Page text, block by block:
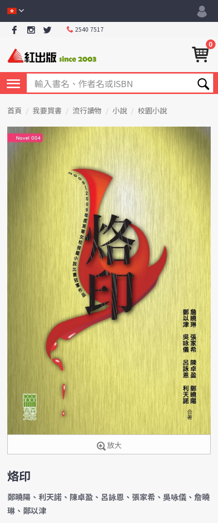
2540 7517
0
首頁 我要買書 流行讀物 小說 校園小說
放大
烙印
鄭曉陽、利天諾、陳卓盈、呂詠恩、張家希、吳咏儀、詹曉
琳、鄭以津